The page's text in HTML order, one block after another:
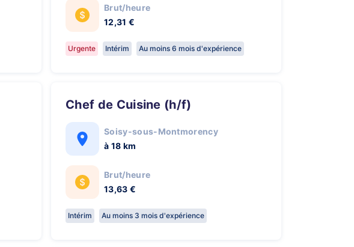
Brut/heure
12,31 €
Urgente Intérim Au moins 6 mois d'expérience
Chef de Cuisine (h/f)
Soisy-sous-Montmorency
à 18 km
Brut/heure
13,63 €
Intérim Au moins 3 mois d'expérience